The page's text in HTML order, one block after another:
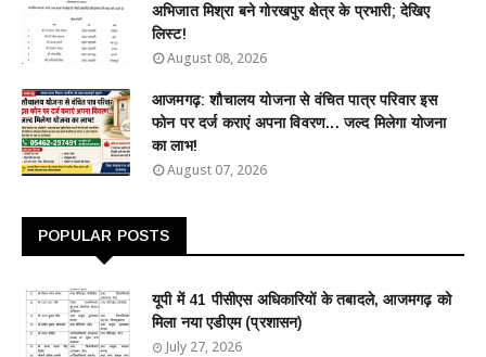
अभिजात मिश्रा बने गोरखपुर क्षेत्र के प्रभारी; देखिए
लिस्ट!
August 08, 2026
आजमगढ़: शौचालय योजना से वंचित पात्र परिवार इस
फोन पर दर्ज कराएं अपना विवरण... जल्द मिलेगा योजना
का लाभ!
August 07, 2026
POPULAR POSTS
यूपी में 41 पीसीएस अधिकारियों के तबादले, आजमगढ़ को
मिला नया एडीएम (प्रशासन)
July 27, 2026